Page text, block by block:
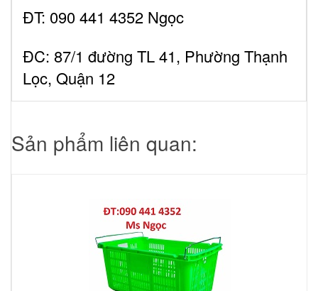
ĐT: 090 441 4352 Ngọc
ĐC: 87/1 đường TL 41, Phường Thạnh
Lọc, Quận 12
Sản phẩm liên quan: